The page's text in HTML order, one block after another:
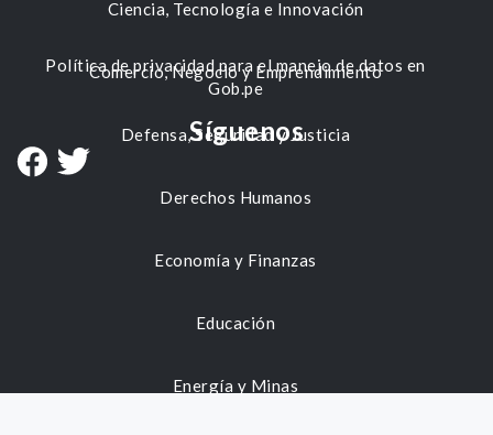
Ciencia, Tecnología e Innovación
Comercio, Negocio y Emprendimiento
Defensa, Seguridad y Justicia
Derechos Humanos
Economía y Finanzas
Educación
Energía y Minas
Política de privacidad para el manejo de datos en
Gob.pe
Síguenos